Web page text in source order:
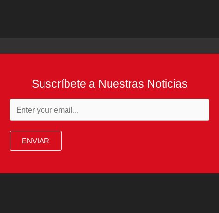
Suscríbete a Nuestras Noticias
ENVIAR